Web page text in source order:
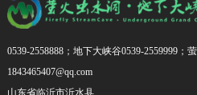
0539-2558888；地下大峡谷0539-2559999；
1843465407@qq.com
山东省临沂市沂水县